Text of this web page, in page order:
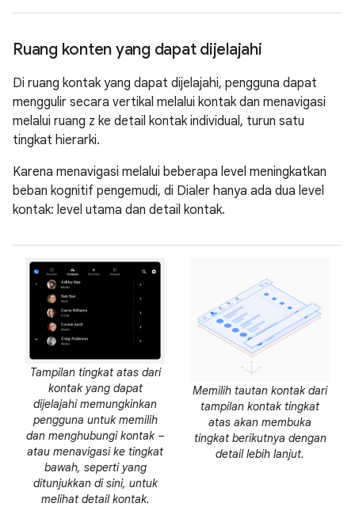
Ruang konten yang dapat dijelajahi
Di ruang kontak yang dapat dijelajahi, pengguna dapat
menggulir secara vertikal melalui kontak dan menavigasi
melalui ruang z ke detail kontak individual, turun satu
tingkat hierarki.
Karena menavigasi melalui beberapa level meningkatkan
beban kognitif pengemudi, di Dialer hanya ada dua level
kontak: level utama dan detail kontak.
Tampilan tingkat atas dari
kontak yang dapat
dijelajahi memungkinkan
pengguna untuk memilih
dan menghubungi kontak –
atau menavigasi ke tingkat
bawah, seperti yang
ditunjukkan di sini, untuk
melihat detail kontak.
Memilih tautan kontak dari
tampilan kontak tingkat
atas akan membuka
tingkat berikutnya dengan
detail lebih lanjut.